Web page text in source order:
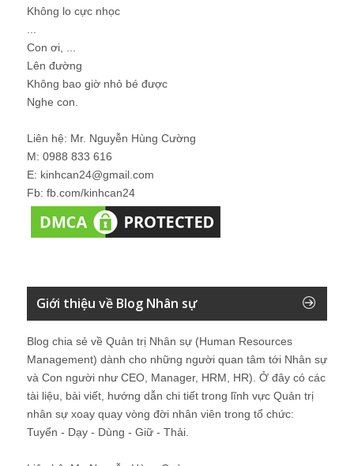
Không lo cực nhọc
Con ơi, ...
Lên đường
Không bao giờ nhỏ bé được
Nghe con.
Liên hệ: Mr. Nguyễn Hùng Cường
M: 0988 833 616
E: kinhcan24@gmail.com
Fb: fb.com/kinhcan24
Giới thiệu về Blog Nhân sự
Blog chia sẻ về Quản trị Nhân sự (Human Resources
Management) dành cho những người quan tâm tới Nhân sự
và Con người như CEO, Manager, HRM, HR). Ở đây có các
tài liệu, bài viết, hướng dẫn chi tiết trong lĩnh vực Quản trị
nhân sự xoay quay vòng đời nhân viên trong tổ chức:
Tuyển - Dạy - Dùng - Giữ - Thải.